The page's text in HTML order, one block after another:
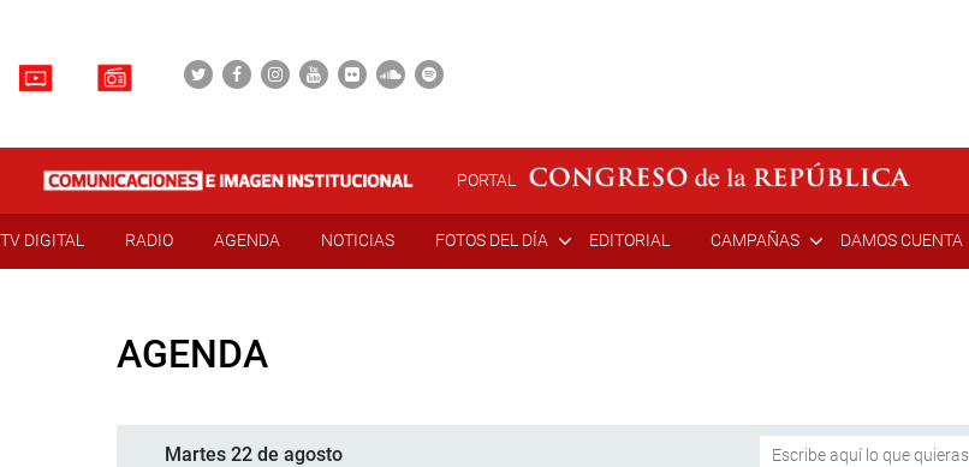
PORTAL
TV DIGITAL RADIO AGENDA NOTICIAS FOTOS DEL DÍA EDITORIAL CAMPAÑAS DAMOS CUENTA
AGENDA
Martes 22 de agosto